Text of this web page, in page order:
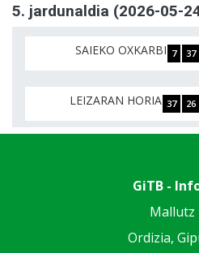
5. jardunaldia (2026-05-
SAIEKO OXKARBI 7 37
LEIZARAN HORIA 37 26
GiTB -
Mallutz
Ordizia,